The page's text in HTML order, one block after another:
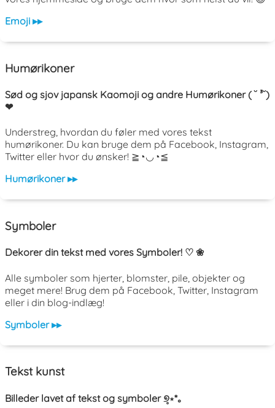
Emoji ▸▸
Humørikoner
Sød og sjov japansk Kaomoji og andre Humørikoner ( ˘ ³˘)
❤
Understreg, hvordan du føler med vores tekst
humørikoner. Du kan bruge dem på Facebook, Instagram,
Twitter eller hvor du ønsker! ≧◔◡◔≦
Humørikoner ▸▸
Symboler
Dekorer din tekst med vores Symboler! ♡ ❀
Alle symboler som hjerter, blomster, pile, objekter og
meget mere! Brug dem på Facebook, Twitter, Instagram
eller i din blog-indlæg!
Symboler ▸▸
Tekst kunst
Billeder lavet af tekst og symboler ୭̥⋆*｡